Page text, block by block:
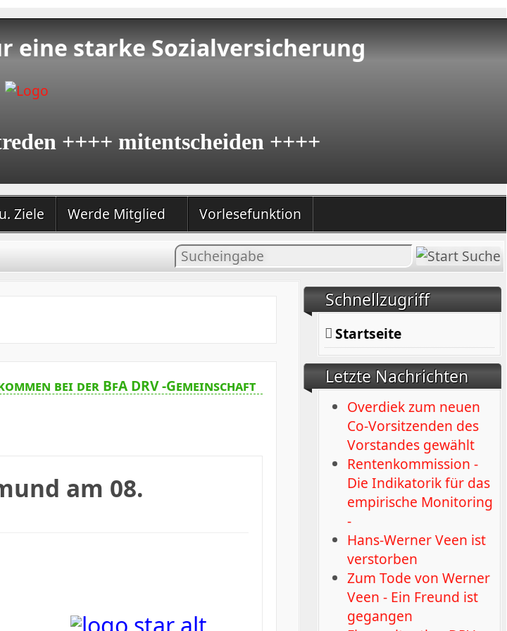
eine starke Sozialversicherung
++++ mitentscheiden ++++
Ziele Werde Mitglied Vorlesefunktion
Inhalt
suchen
Schnellzugriff
Startseite
Letzte Nachrichten
Overdiek zum neuen
Co-Vorsitzenden des
Vorstandes gewählt
Rentenkommission -
Die Indikatorik für das
empirische Monitoring
-
Hans-Werner Veen ist
verstorben
Zum Tode von Werner
Veen - Ein Freund ist
gegangen
bei der BfA DRV -Gemeinschaft
am 08.